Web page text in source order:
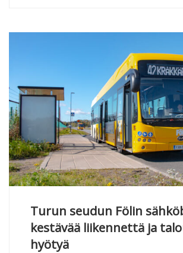
Turun seudun Fölin
kestävää liikennettä ja
hyötyä